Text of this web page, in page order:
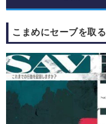
こまめにセーブを取る